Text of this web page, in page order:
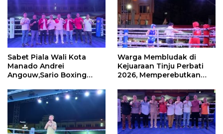
Sabet Piala Wali Kota
Manado Andrei
Angouw,Sario Boxing
Perbati 2026
Warga Membludak di
Kejuaraan Tinju Perbati
2026, Memperebutkan